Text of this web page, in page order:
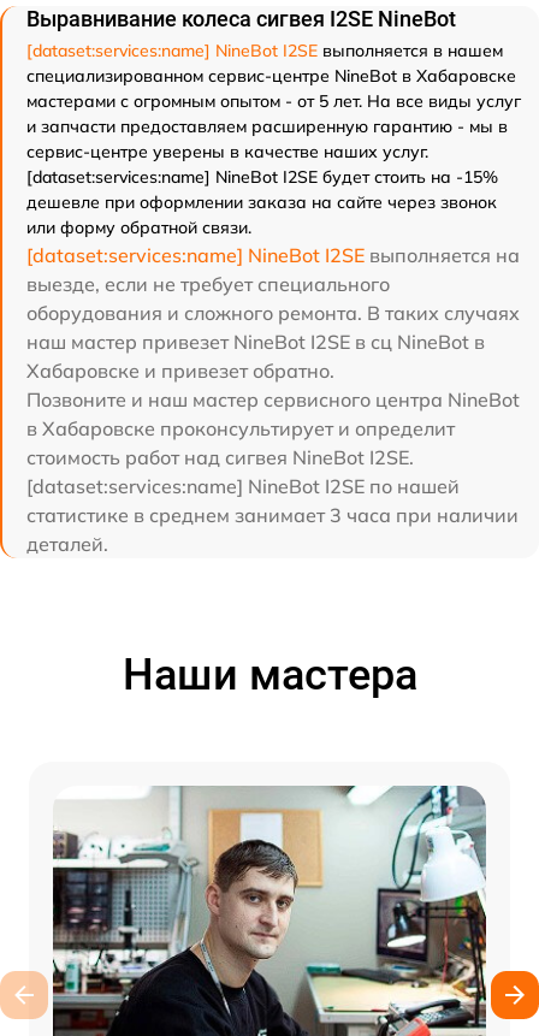
Выравнивание колеса сигвея I2SE NineBot
[dataset:services:name] NineBot I2SE выполняется в нашем
специализированном сервис-центре NineBot в Хабаровске
мастерами с огромным опытом - от 5 лет. На все виды услуг
и запчасти предоставляем расширенную гарантию - мы в
сервис-центре уверены в качестве наших услуг.
[dataset:services:name] NineBot I2SE будет стоить на -15%
дешевле при оформлении заказа на сайте через звонок
или форму обратной связи.
[dataset:services:name] NineBot I2SE выполняется на
выезде, если не требует специального
оборудования и сложного ремонта. В таких случаях
наш мастер привезет NineBot I2SE в сц NineBot в
Хабаровске и привезет обратно.
Позвоните и наш мастер сервисного центра NineBot
в Хабаровске проконсультирует и определит
стоимость работ над сигвея NineBot I2SE.
[dataset:services:name] NineBot I2SE по нашей
статистике в среднем занимает 3 часа при наличии
деталей.
Наши мастера